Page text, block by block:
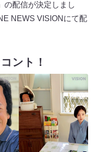
の配信が決定しまし
NEWS VISIONにて配
ント！